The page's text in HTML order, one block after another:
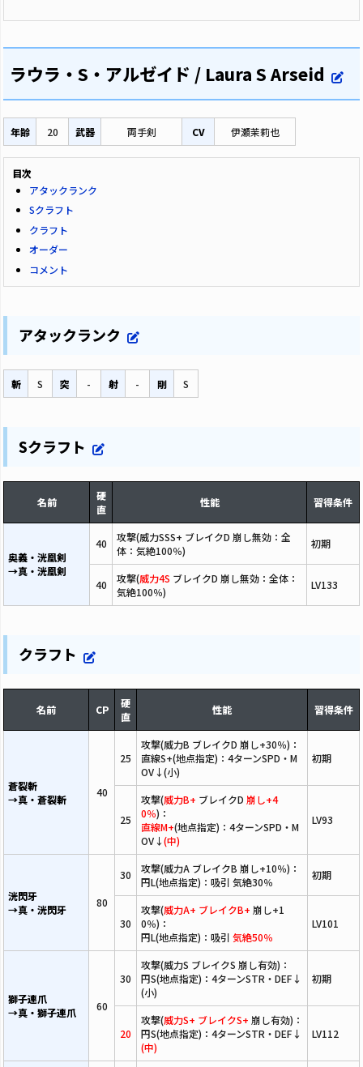
ラウラ・S・アルゼイド / Laura S Arseid
年齢 20 武器 両手剣 CV 伊瀬茉莉也
目次
アタックランク
Sクラフト
クラフト
オーダー
コメント
アタックランク
斬 S 突 - 射 - 剛 S
Sクラフト
名前
硬
直
性能 習得条件
奥義・洸凰剣
→真・洸凰剣
40
攻撃(威力SSS+ ブレイクD 崩し無効：全
体：気絶100％)
初期
40 攻撃(威力4S ブレイクD 崩し無効：全体：
気絶100％)
LV133
クラフト
名前 CP
硬
直
性能 習得条件
蒼裂斬
→真・蒼裂斬
40
25
攻撃(威力B ブレイクD 崩し+30％)：
直線S+(地点指定)：4ターンSPD・M
OV↓(小)
初期
25
攻撃(威力B+ ブレイクD 崩し+4
0％)：
直線M+(地点指定)：4ターンSPD・M
OV↓(中)
LV93
洸閃牙
→真・洸閃牙
80
30
攻撃(威力A ブレイクB 崩し+10％)：
円L(地点指定)：吸引 気絶30％
初期
30
攻撃(威力A+ ブレイクB+ 崩し+1
0％)：
円L(地点指定)：吸引 気絶50％
LV101
獅子連爪
→真・獅子連爪
60
30
攻撃(威力S ブレイクS 崩し有効)：
円S(地点指定)：4ターンSTR・DEF↓
(小)
初期
20
攻撃(威力S+ ブレイクS+ 崩し有効)：
円S(地点指定)：4ターンSTR・DEF↓
(中)
LV112